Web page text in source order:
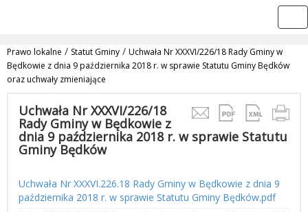
Prawo lokalne / Statut Gminy / Uchwała Nr XXXVI/226/18 Rady Gminy w
Będkowie z dnia 9 października 2018 r. w sprawie Statutu Gminy Będków
oraz uchwały zmieniające
Uchwała Nr XXXVI/226/18
Rady Gminy w Będkowie z
dnia 9 października 2018 r. w sprawie Statutu
Gminy Będków
Uchwała Nr XXXVI.226.18 Rady Gminy w Będkowie z dnia 9
października 2018 r. w sprawie Statutu Gminy Będków.pdf